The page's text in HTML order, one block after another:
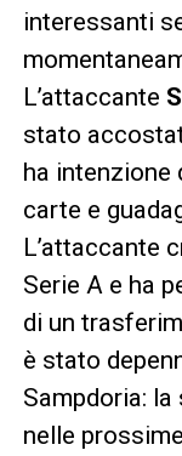
interessanti
L’attaccante
stato
ha intenzione
carte e
L’attaccante
Serie A e ha
di un
è stato
Sampdoria:
nelle